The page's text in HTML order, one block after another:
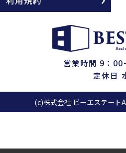
営業時間 9：00
定休日
(c)株式会社 ビーエステー